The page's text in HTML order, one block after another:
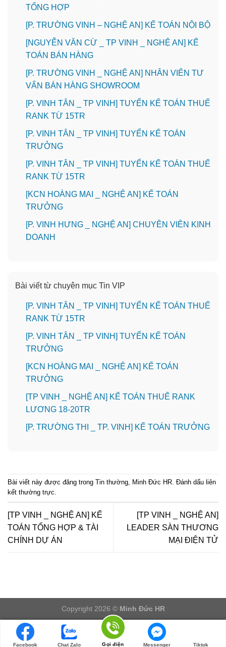
TỔNG HỢP
[P. TRƯỜNG VINH – NGHỆ AN] KẾ TOÁN NỘI BỘ
[NGUYỄN VĂN CỪ _ TP VINH _ NGHỆ AN] KẾ
TOÁN BÁN HÀNG
[P. TRƯỜNG VINH _ NGHỆ AN] NHÂN VIÊN TƯ
VẤN BÁN HÀNG SHOWROOM
[P. VINH TÂN _ TP VINH] TUYỂN KẾ TOÁN THUẾ
RANK TỪ 15TR
[P. VINH TÂN _ TP VINH] TUYỂN KẾ TOÁN
TRƯỞNG
[P. VINH TÂN _ TP VINH] TUYỂN KẾ TOÁN THUẾ
RANK TỪ 15TR
️[KCN HOÀNG MAI _ NGHỆ AN] KẾ TOÁN
TRƯỞNG
️[P. VINH HƯNG _ NGHỆ AN] CHUYÊN VIÊN KINH
DOANH
Bài viết từ chuyên mục Tin VIP
[P. VINH TÂN _ TP VINH] TUYỂN KẾ TOÁN THUẾ
RANK TỪ 15TR
[P. VINH TÂN _ TP VINH] TUYỂN KẾ TOÁN
TRƯỞNG
️[KCN HOÀNG MAI _ NGHỆ AN] KẾ TOÁN
TRƯỞNG
[TP VINH _ NGHỆ AN] KẾ TOÁN THUẾ RANK
LƯƠNG 18-20TR
️[P. TRƯỜNG THI _ TP. VINH] KẾ TOÁN TRƯỞNG
Bài viết này được đăng trong Tin thường, Minh Đức HR. Đánh dấu liên
kết thường trực.
[TP VINH _ NGHỆ AN] KẾ
TOÁN TỔNG HỢP & TÀI
CHÍNH DỰ ÁN
[TP VINH _ NGHỆ AN]
LEADER SÀN THƯƠNG
MẠI ĐIỆN TỬ
Copyright 2026 © Minh Đức HR
Facebook Chat Zalo Gọi điện Messenger Tiktok
LOGIN/LOGOUT